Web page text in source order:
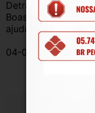
Detran.
Boas compras e
ajudar!
04-078883- Thais